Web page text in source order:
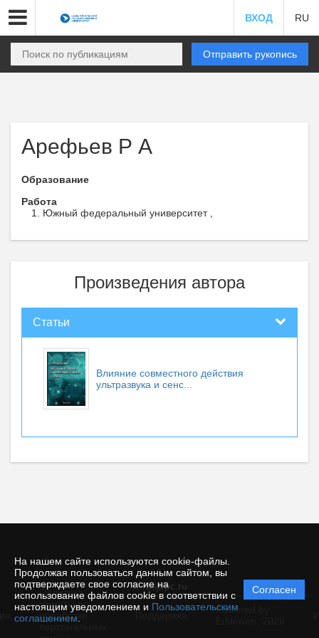
На нашем сайте используются cookie-файлы.
Продолжая пользоваться данным сайтом, вы
подтверждаете свое согласие на
использование файлов cookie в соответствии с
настоящим уведомлением и Пользовательским
соглашением
Согласен
ВХОД RU
Отправить рукопись
Арефьев Р А
Образование
Работа
Южный федеральный университет ,
Произведения автора
Статьи
Влияние совместного действия
ультразвука и сенс...
© rusjbpc.ru
Политика
защиты и
обработки
Powered by